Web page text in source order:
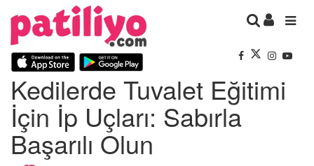
Kedilerde Tuvalet Eğitimi
İçin İp Uçları: Sabırla
Başarılı Olun